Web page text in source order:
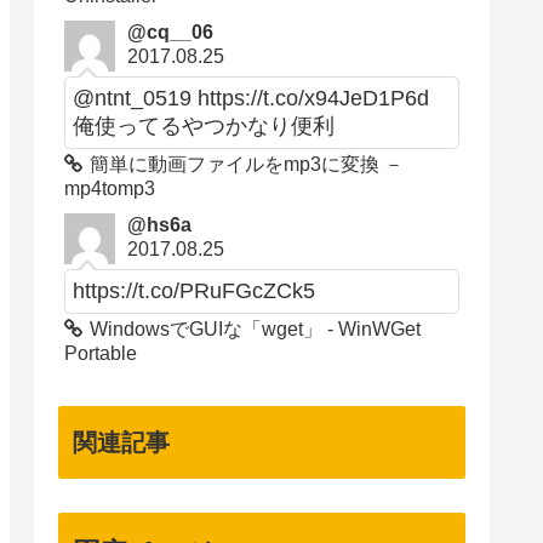
@cq__06
2017.08.25
@ntnt_0519 https://t.co/x94JeD1P6d
俺使ってるやつかなり便利
簡単に動画ファイルをmp3に変換 －
mp4tomp3
@hs6a
2017.08.25
https://t.co/PRuFGcZCk5
WindowsでGUIな「wget」 - WinWGet
Portable
関連記事